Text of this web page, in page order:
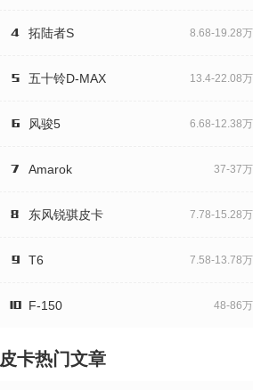
拓陆者S 8.68-19.28万
五十铃D-MAX 13.4-22.08万
风骏5 6.68-12.38万
Amarok 37-37万
东风锐骐皮卡 7.78-15.28万
T6 7.58-13.78万
F-150 48-86万
皮卡热门文章